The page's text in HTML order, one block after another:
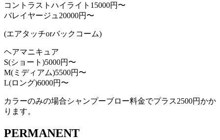
コントラストハイライト 15000円〜
バレイヤージュ 20000円〜
(エアタッチorバックコーム)
ヘアマニキュア
S(ショート)5000円〜
M(ミディアム)5500円〜
L(ロング)6000円〜
カラーのみの場合シャンプーブロー料金でプラス2500円かか
ります。
PERMANENT